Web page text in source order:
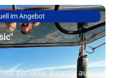
im Angebot
mit perfekter Balance aus